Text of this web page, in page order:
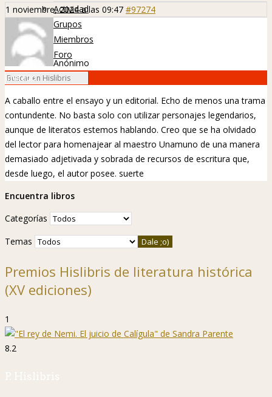
Actividad
Grupos
Miembros
Foro
1 noviembre, 2024 a las 09:47 #97274
Anónimo
Invitado
A caballo entre el ensayo y un editorial. Echo de menos una trama
contundente. No basta solo con utilizar personajes legendarios,
aunque de literatos estemos hablando. Creo que se ha olvidado
del lector para homenajear al maestro Unamuno de una manera
demasiado adjetivada y sobrada de recursos de escritura que,
desde luego, el autor posee. suerte
Encuentra libros
Categorías
Temas
Premios Hislibris de literatura histórica
(XV ediciones)
1
8.2
P. Hislibris